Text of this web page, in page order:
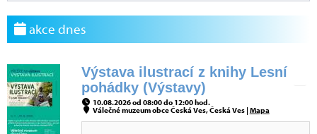
akce dnes
Výstava ilustrací z knihy Lesní
pohádky (Výstavy)
10.08.2026 od 08:00 do 12:00 hod.
Válečné muzeum obce Česká Ves, Česká Ves |Mapa